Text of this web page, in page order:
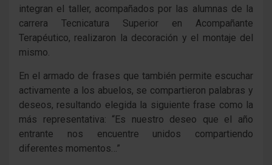
integran el taller, acompañados por las alumnas de la
carrera Tecnicatura Superior en Acompañante
Terapéutico, realizaron la decoración y el montaje del
mismo.
En el armado de frases que también permite escuchar
activamente a los abuelos, se compartieron palabras y
deseos, resultando elegida la siguiente frase como la
más representativa: “Es nuestro deseo que el año
entrante nos encuentre unidos compartiendo
diferentes momentos…”